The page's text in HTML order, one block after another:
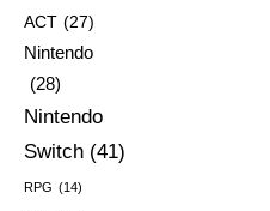
ACT (27)
Nintendo
(28)
Nintendo
Switch (41)
RPG (14)